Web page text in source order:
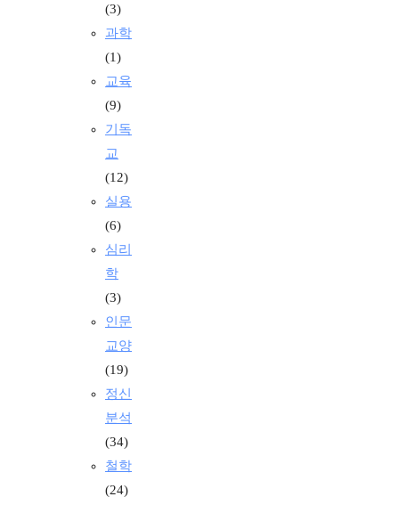
(3)
과학
(1)
교육
(9)
기독
교
(12)
실용
(6)
심리
학
(3)
인문
교양
(19)
정신
분석
(34)
철학
(24)